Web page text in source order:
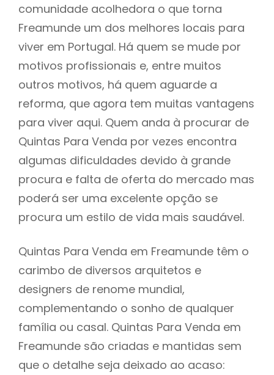
comunidade acolhedora o que torna
Freamunde um dos melhores locais para
viver em Portugal. Há quem se mude por
motivos profissionais e, entre muitos
outros motivos, há quem aguarde a
reforma, que agora tem muitas vantagens
para viver aqui. Quem anda à procurar de
Quintas Para Venda por vezes encontra
algumas dificuldades devido à grande
procura e falta de oferta do mercado mas
poderá ser uma excelente opção se
procura um estilo de vida mais saudável.
Quintas Para Venda em Freamunde têm o
carimbo de diversos arquitetos e
designers de renome mundial,
complementando o sonho de qualquer
família ou casal. Quintas Para Venda em
Freamunde são criadas e mantidas sem
que o detalhe seja deixado ao acaso: